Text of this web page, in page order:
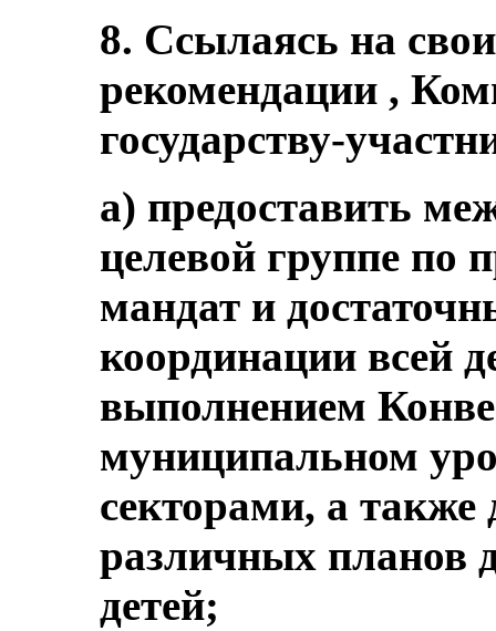
8. Ссылаясь на
рекомендации ,
государству-
a) предоставить
целевой группе по
мандат и
координации всей
выполнением
муниципальном
секторами, а также
различных планов
детей;